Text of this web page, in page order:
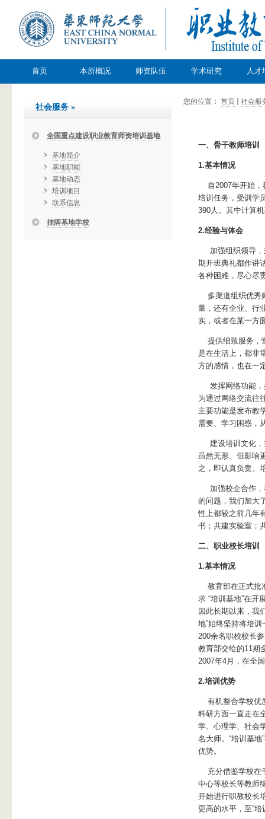
首页 本所概况 师资队伍 学术研究 人才
社会服务 »
全国重点建设职业教育师资培训基地
基地简介
基地职能
基地动态
培训项目
联系信息
挂牌基地学校
您的位置： 首页 社会服
一、骨干教师培训
1.基本情况
自2007年开始，
培训任务，受训学
390人。其中计算
2.经验与体会
加强组织领导，
期开班典礼都作讲
各种困难，尽心尽
多渠道组织优秀
量，还有企业、行
实，或者在某一方
提供细致服务，
是在生活上，都非
方的感情，也在一
发挥网络功能，
为通过网络交流往
主要功能是发布教
需要、学习困惑，
建设培训文化，
虽然无形、但影响
之，即认真负责。
加强校企合作，
的问题，我们加大
性上都较之前几年
书；共建实验室；
二、职业校长培训
1.基本情况
教育部在正式批
求 “培训基地”在开
因此长期以来，我
地”始终坚持将培
200余名职校校长
教育部交给的11期
2007年4月，在全
2.培训优势
有机整合学校优
科研方面一直走在
学、心理学、社会
名大师。“培训基
优势。
充分借鉴学校在
中心等校长等教师
开始进行职教校长
更高的水平，至“